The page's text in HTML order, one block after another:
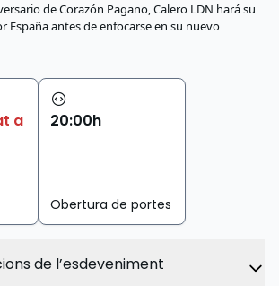
de Corazón Pagano, Calero LDN hará su
España antes de enfocarse en su nuevo
a
20:00h
Obertura de portes
de l’esdeveniment